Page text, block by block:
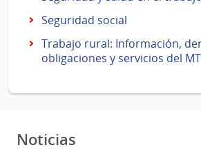
Seguridad social
Trabajo rural: Información,
obligaciones y servicios del
Noticias